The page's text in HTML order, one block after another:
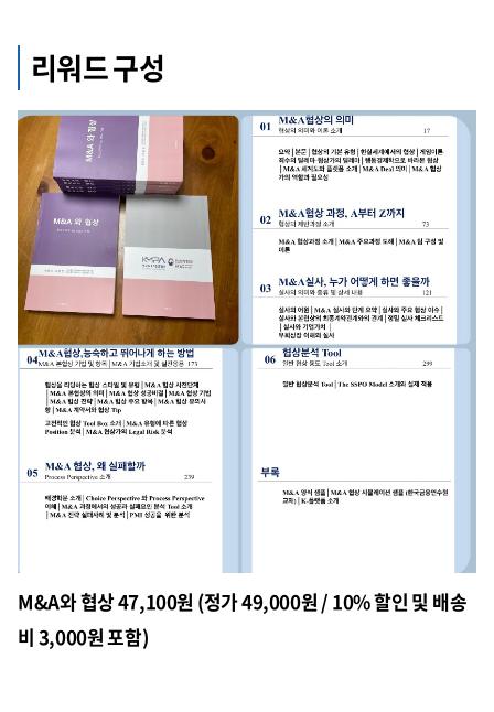
리워드 구성
M&A와 협상 47,100원 (정가 49,000원 / 10% 할인 및 배송
비 3,000원 포함)